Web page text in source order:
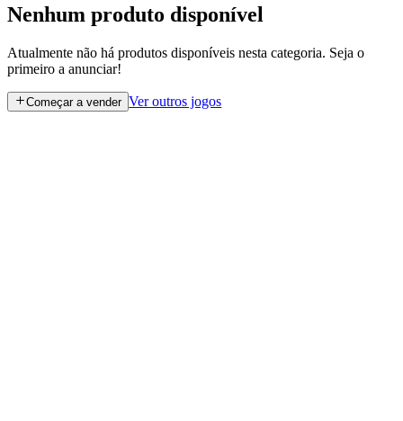
Nenhum produto disponível
Atualmente não há produtos disponíveis nesta categoria. Seja o
primeiro a anunciar!
Começar a vender Ver outros jogos